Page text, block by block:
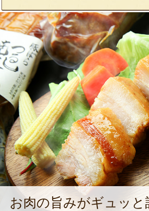
お肉の旨みがギュッ